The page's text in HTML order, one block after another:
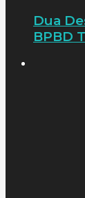
Dua
BPBD